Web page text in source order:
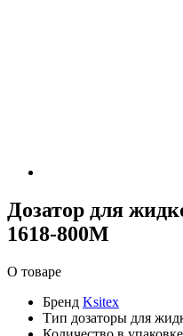
Дозатор для
1618-800M
О товаре
Бренд Ksitex
Тип дозаторы для